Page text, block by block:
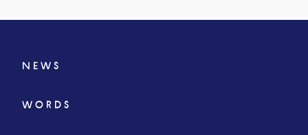
NEWS
WORDS